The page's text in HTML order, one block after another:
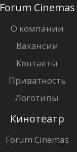
Forum Cinemas
О компании
Вакансии
Контакты
Приватность
Логотипы
Кинотеатр
Forum Cinemas